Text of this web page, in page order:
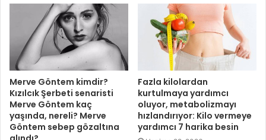
Merve Göntem kimdir?
Kızılcık Şerbeti senaristi
Merve Göntem kaç
yaşında, nereli? Merve
Göntem sebep gözaltına
Fazla kilolardan
kurtulmaya yardımcı
oluyor, metabolizmayı
hızlandırıyor: Kilo vermeye
yardımcı 7 harika besin